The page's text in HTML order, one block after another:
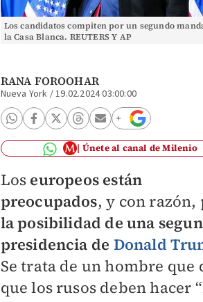
Los candidatos compiten por un segundo
la Casa Blanca. REUTERS Y AP
RANA FOROOHAR
Nueva York /19.02.2024 03:00:00
Únete al canal de Milenio
Los europeos están
preocupados, y con razón,
la posibilidad de una
presidencia de Donald
Se trata de un hombre que
que los rusos deben hacer